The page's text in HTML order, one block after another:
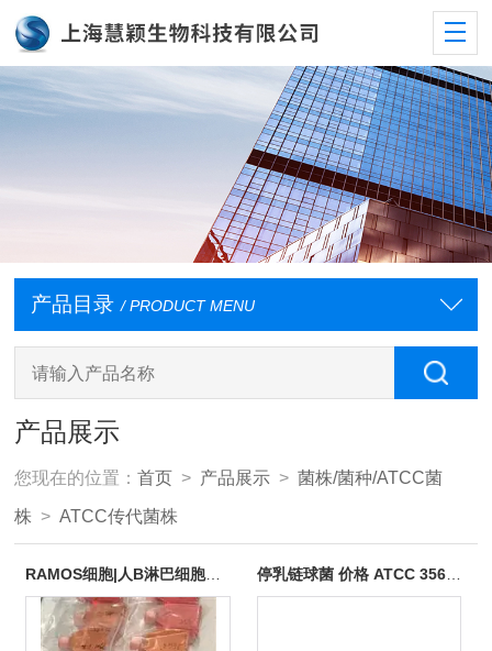
产品目录 / PRODUCT MENU
产品展示
您现在的位置：首页 > 产品展示 >菌株/菌种/ATCC菌
株 >ATCC传代菌株
RAMOS细胞|人B淋巴细胞瘤细胞 停乳链球菌 价格 ATCC 35666